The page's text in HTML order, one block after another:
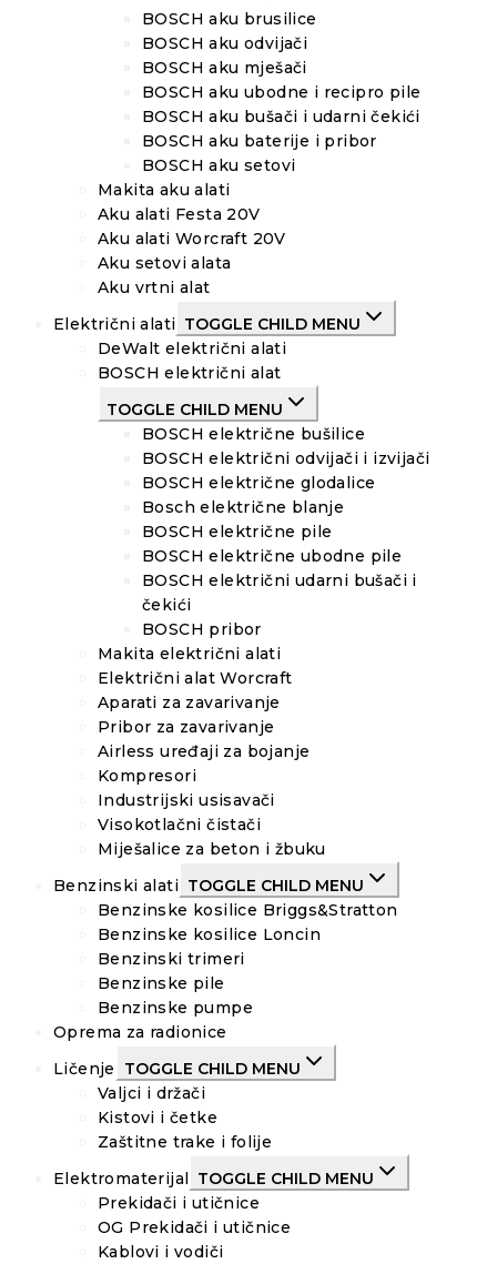
BOSCH aku brusilice
BOSCH aku odvijači
BOSCH aku mješači
BOSCH aku ubodne i recipro pile
BOSCH aku bušači i udarni čekići
BOSCH aku baterije i pribor
BOSCH aku setovi
Makita aku alati
Aku alati Festa 20V
Aku alati Worcraft 20V
Aku setovi alata
Aku vrtni alat
Električni alati TOGGLE CHILD MENU
DeWalt električni alati
BOSCH električni alat
TOGGLE CHILD MENU
BOSCH električne bušilice
BOSCH električni odvijači i izvijači
BOSCH električne glodalice
Bosch električne blanje
BOSCH električne pile
BOSCH električne ubodne pile
BOSCH električni udarni bušači i
čekići
BOSCH pribor
Makita električni alati
Električni alat Worcraft
Aparati za zavarivanje
Pribor za zavarivanje
Airless uređaji za bojanje
Kompresori
Industrijski usisavači
Visokotlačni čistači
Miješalice za beton i žbuku
Benzinski alati TOGGLE CHILD MENU
Benzinske kosilice Briggs&Stratton
Benzinske kosilice Loncin
Benzinski trimeri
Benzinske pile
Benzinske pumpe
Oprema za radionice
Ličenje
TOGGLE CHILD MENU
Valjci i držači
Kistovi i četke
Zaštitne trake i folije
Elektromaterijal
TOGGLE CHILD MENU
Prekidači i utičnice
OG Prekidači i utičnice
Kablovi i vodiči